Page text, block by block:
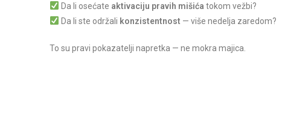
Da li osećate aktivaciju pravih mišića tokom vežbi?
Da li ste održali konzistentnost — više nedelja zaredom?
To su pravi pokazatelji napretka — ne mokra majica.